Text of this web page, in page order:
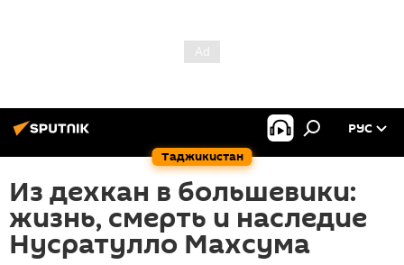
Таджикистан
РУС
Из дехкан в большевики:
жизнь, смерть и наследие
Нусратулло Махсума